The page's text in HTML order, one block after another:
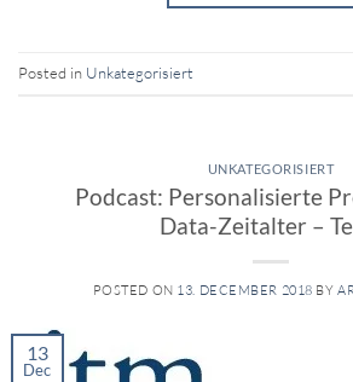
Posted in Unkategorisiert
UNKATEGORISIERT
Podcast: Personalisierte
Data-Zeitalter –
POSTED ON 13. DECEMBER 2018 BY
13
Dec